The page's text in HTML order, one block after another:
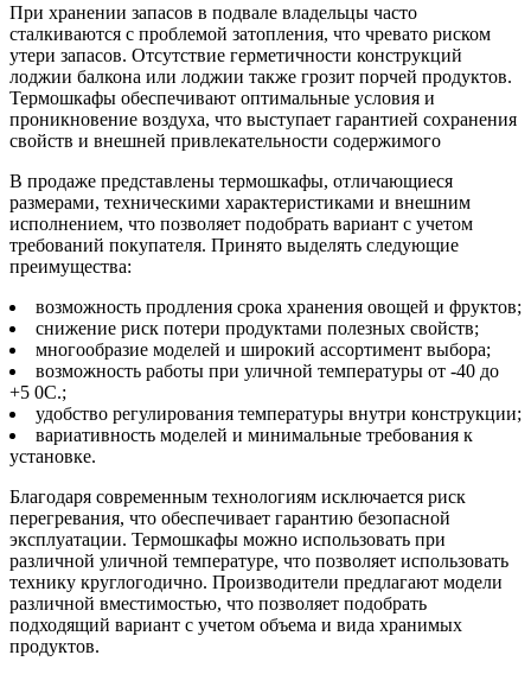
При хранении запасов в подвале владельцы часто
сталкиваются с проблемой затопления, что чревато риском
утери запасов. Отсутствие герметичности конструкций
лоджии балкона или лоджии также грозит порчей продуктов.
Термошкафы обеспечивают оптимальные условия и
проникновение воздуха, что выступает гарантией сохранения
свойств и внешней привлекательности содержимого
В продаже представлены термошкафы, отличающиеся
размерами, техническими характеристиками и внешним
исполнением, что позволяет подобрать вариант с учетом
требований покупателя. Принято выделять следующие
преимущества:
возможность продления срока хранения овощей и фруктов;
снижение риск потери продуктами полезных свойств;
многообразие моделей и широкий ассортимент выбора;
возможность работы при уличной температуры от -40 до
+5 0С.;
удобство регулирования температуры внутри конструкции;
вариативность моделей и минимальные требования к
установке.
Благодаря современным технологиям исключается риск
перегревания, что обеспечивает гарантию безопасной
эксплуатации. Термошкафы можно использовать при
различной уличной температуре, что позволяет использовать
технику круглогодично. Производители предлагают модели
различной вместимостью, что позволяет подобрать
подходящий вариант с учетом объема и вида хранимых
продуктов.